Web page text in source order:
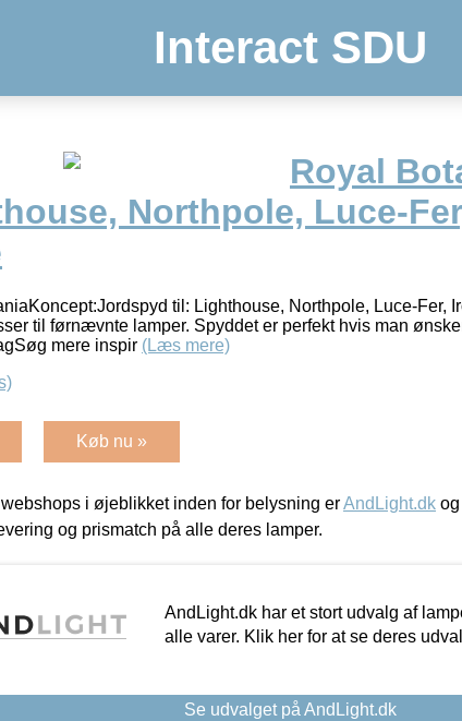
Interact SDU
Royal
Northpole, Luce-
til: Lighthouse, Northpole, Luce-Fer,
til førnævnte lamper. Spyddet er perfekt hvis man
mere inspir (Læs mere)
Køb nu »
i øjeblikket inden for belysning erAndLight.dk og
og prismatch på alle deres lamper.
AndLight.dk har et stort udvalg af
alle varer. Klik her for at se deres
Se udvalget på AndLight.dk